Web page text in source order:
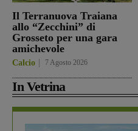
Il Terranuova Traiana
allo “Zecchini” di
Grosseto per una gara
amichevole
Calcio 7 Agosto 2026
In Vetrina